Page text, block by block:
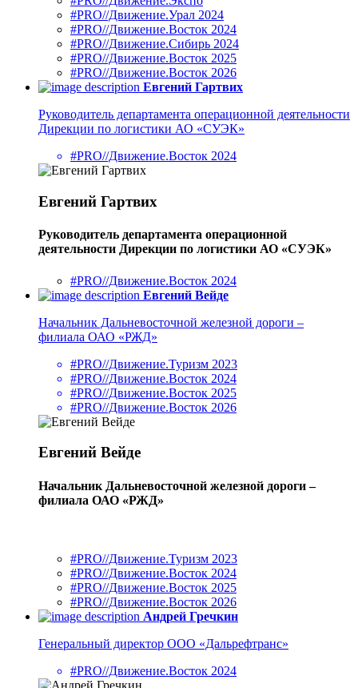
#PRO//Движение.Урал 2024
#PRO//Движение.Восток 2024
#PRO//Движение.Сибирь 2024
#PRO//Движение.Восток 2025
#PRO//Движение.Восток 2026
Евгений Гартвих
Руководитель департамента операционной деятельности
Дирекции по логистики АО «СУЭК»
#PRO//Движение.Восток 2024
Евгений Гартвих
Руководитель департамента операционной
деятельности Дирекции по логистики АО «СУЭК»
#PRO//Движение.Восток 2024
Евгений Вейде
Начальник Дальневосточной железной дороги –
филиала ОАО «РЖД»
#PRO//Движение.Туризм 2023
#PRO//Движение.Восток 2024
#PRO//Движение.Восток 2025
#PRO//Движение.Восток 2026
Евгений Вейде
Начальник Дальневосточной железной дороги –
филиала ОАО «РЖД»
#PRO//Движение.Туризм 2023
#PRO//Движение.Восток 2024
#PRO//Движение.Восток 2025
#PRO//Движение.Восток 2026
Андрей Гречкин
Генеральный директор ООО «Дальрефтранс»
#PRO//Движение.Восток 2024